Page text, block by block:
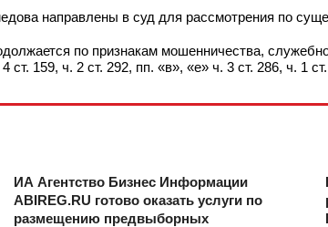
направлены в суд для рассмотрения по
по признакам мошенничества,
ст. 159, ч. 2 ст. 292, пп. «в», «е» ч. 3 ст. 286, ч. 1
ИА Агентство Бизнес Информации
ABIREG.RU готово оказать услуги по
размещению предвыборных